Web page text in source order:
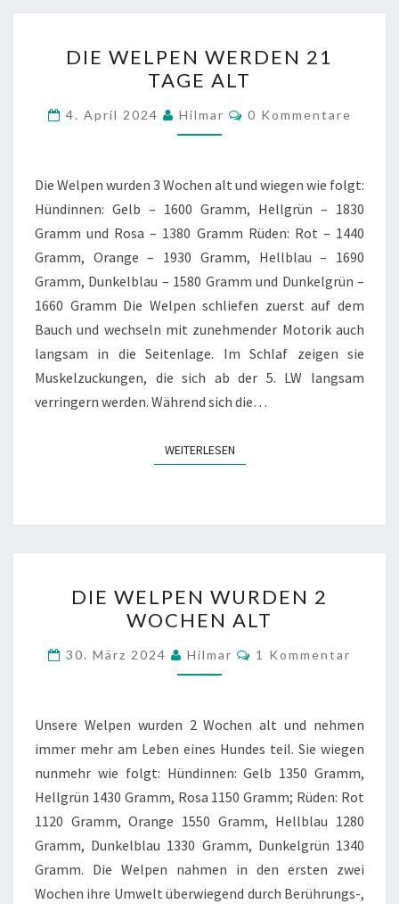
WELPEN
WERDEN
21
TAGE
DIE WELPEN WERDEN 21
TAGE ALT
4. April 2024 Hilmar Kommentare
0 Kommentare
Die Welpen wurden 3 Wochen alt und wiegen wie folgt:
Hündinnen: Gelb – 1600 Gramm, Hellgrün – 1830
Gramm und Rosa – 1380 Gramm Rüden: Rot – 1440
Gramm, Orange – 1930 Gramm, Hellblau – 1690
Gramm, Dunkelblau – 1580 Gramm und Dunkelgrün –
1660 Gramm Die Welpen schliefen zuerst auf dem
Bauch und wechseln mit zunehmender Motorik auch
langsam in die Seitenlage. Im Schlaf zeigen sie
Muskelzuckungen, die sich ab der 5. LW langsam
verringern werden. Während sich die…
WEITERLESENWEITERLESEN
WELPEN
WURDEN
2
WOCHEN
DIE WELPEN WURDEN 2
WOCHEN ALT
30. März 2024 Hilmar Kommentare
1 Kommentar
Unsere Welpen wurden 2 Wochen alt und nehmen
immer mehr am Leben eines Hundes teil. Sie wiegen
nunmehr wie folgt: Hündinnen: Gelb 1350 Gramm,
Hellgrün 1430 Gramm, Rosa 1150 Gramm; Rüden: Rot
1120 Gramm, Orange 1550 Gramm, Hellblau 1280
Gramm, Dunkelblau 1330 Gramm, Dunkelgrün 1340
Gramm. Die Welpen nahmen in den ersten zwei
Wochen ihre Umwelt überwiegend durch Berührungs-,